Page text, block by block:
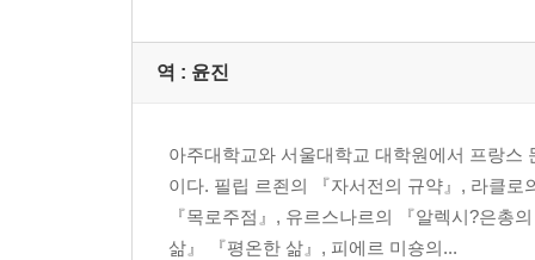
역 : 윤진
아주대학교와 서울대학교 대학원에서 프랑스
이다. 필립 르죈의 『자서전의 규약』, 라클
『목로주점』, 유르스나르의 『알렉시?은총
삶』 『평온한 삶』, 피에르 미숑의...